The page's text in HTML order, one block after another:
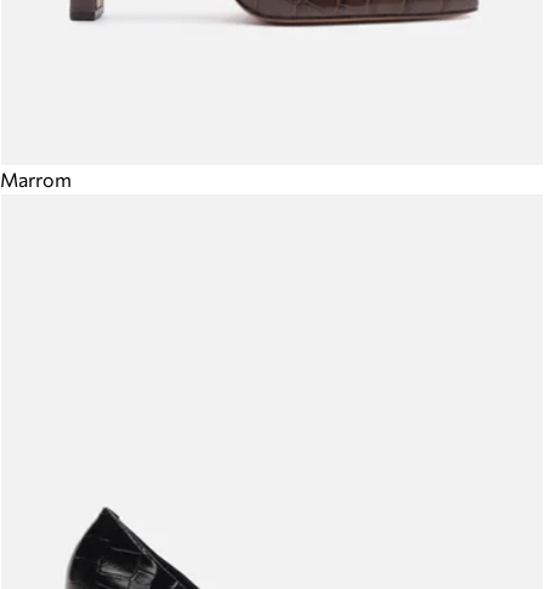
Marrom